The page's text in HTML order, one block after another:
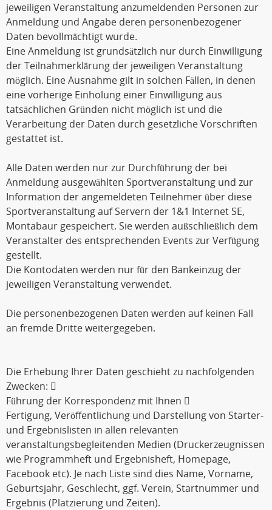
jeweiligen Veranstaltung anzumeldenden Personen zur
Anmeldung und Angabe deren personenbezogener
Daten bevollmächtigt wurde.
Eine Anmeldung ist grundsätzlich nur durch Einwilligung
der Teilnahmerklärung der jeweiligen Veranstaltung
möglich. Eine Ausnahme gilt in solchen Fällen, in denen
eine vorherige Einholung einer Einwilligung aus
tatsächlichen Gründen nicht möglich ist und die
Verarbeitung der Daten durch gesetzliche Vorschriften
gestattet ist.
Alle Daten werden nur zur Durchführung der bei
Anmeldung ausgewählten Sportveranstaltung und zur
Information der angemeldeten Teilnehmer über diese
Sportveranstaltung auf Servern der 1&1 Internet SE,
Montabaur gespeichert. Sie werden außschließlich dem
Veranstalter des entsprechenden Events zur Verfügung
gestellt.
Die Kontodaten werden nur für den Bankeinzug der
jeweiligen Veranstaltung verwendet.
Die personenbezogenen Daten werden auf keinen Fall
an fremde Dritte weitergegeben.
Die Erhebung Ihrer Daten geschieht zu nachfolgenden
Zwecken: 
Führung der Korrespondenz mit Ihnen 
Fertigung, Veröffentlichung und Darstellung von Starter-
und Ergebnislisten in allen relevanten
veranstaltungsbegleitenden Medien (Druckerzeugnissen
wie Programmheft und Ergebnisheft, Homepage,
Facebook etc). Je nach Liste sind dies Name, Vorname,
Geburtsjahr, Geschlecht, ggf. Verein, Startnummer und
Ergebnis (Platzierung und Zeiten).